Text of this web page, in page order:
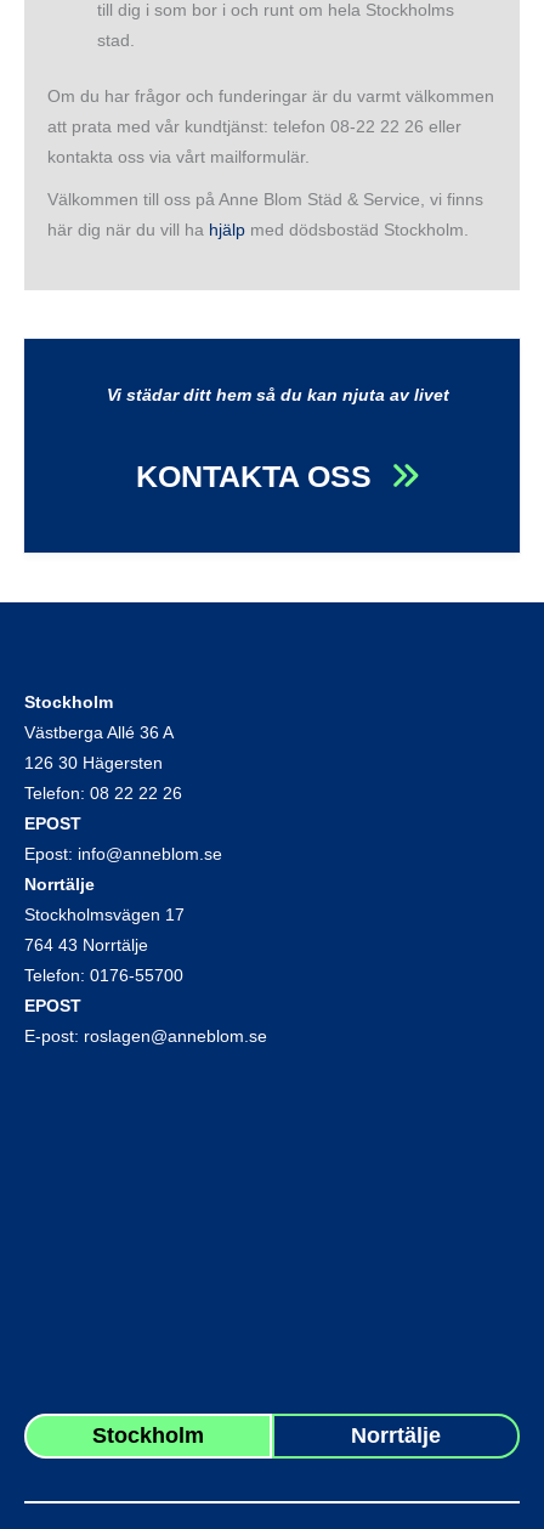
till dig i som bor i och runt om hela Stockholms
stad.
Om du har frågor och funderingar är du varmt välkommen
att prata med vår kundtjänst: telefon 08-22 22 26 eller
kontakta oss via vårt mailformulär.
Välkommen till oss på Anne Blom Städ & Service, vi finns
här dig när du vill ha hjälp med dödsbostäd Stockholm.
Vi städar ditt hem så du kan njuta av livet
KONTAKTA OSS
Stockholm
Västberga Allé 36 A
126 30 Hägersten
Telefon: 08 22 22 26
EPOST
Epost: info@anneblom.se
Norrtälje
Stockholmsvägen 17
764 43 Norrtälje
Telefon: 0176-55700
EPOST
E-post: roslagen@anneblom.se
Stockholm Norrtälje